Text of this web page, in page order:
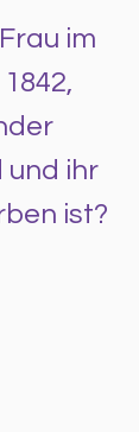
im
und ihr
ist?